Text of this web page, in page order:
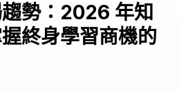
勢：2026 年知
終身學習商機的